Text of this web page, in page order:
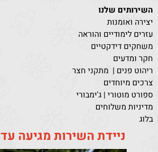
השירותים שלנו
יצירה ואומנות
עזרים לימודיים והוראה
משחקים דידקטיים
חקר ומדעים
ריהוט פנים | מתקני חצר
צרכים מיוחדים
ספורט מוטורי | ג'ימבורי
מדיניות משלוחים
בלוג
ניידת השירות מגיעה